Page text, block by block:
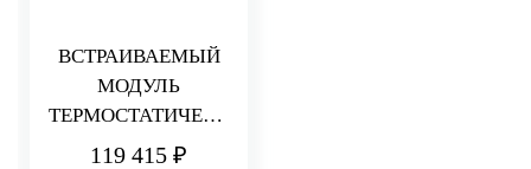
ВСТРАИВАЕМЫЙ
МОДУЛЬ
ТЕРМОСТАТИЧЕСК
ОГО СМЕСИТЕЛЯ
119 415 ₽